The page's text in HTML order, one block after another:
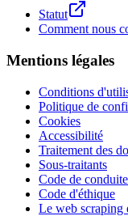
Statut
Comment nous
Mentions légales
Conditions
Politique de
Cookies
Accessibilité
Traitement des
Sous-traitants
Code de conduite
Code d'éthique
Le web scraping